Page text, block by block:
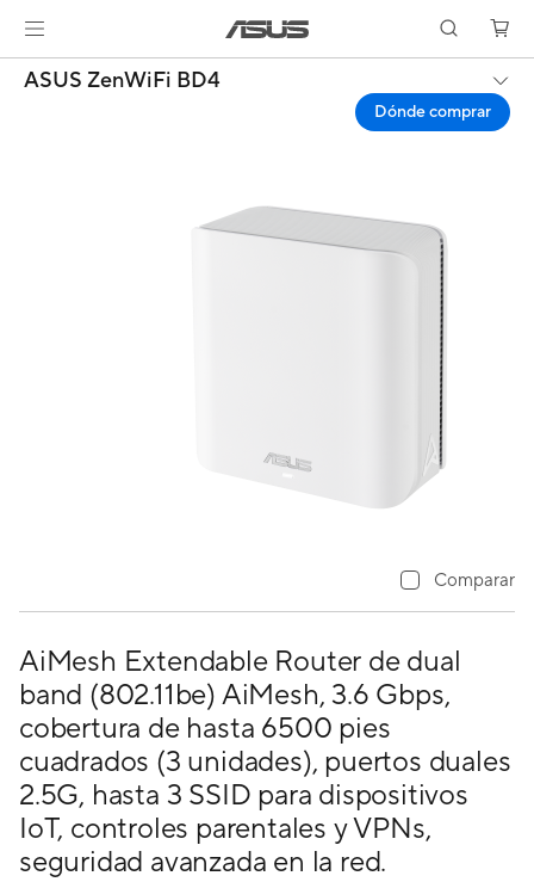
ASUS ZenWiFi BD4
Dónde comprar
AiMesh Extendable Router de dual
band (802.11be) AiMesh, 3.6 Gbps,
cobertura de hasta 6500 pies
cuadrados (3 unidades), puertos duales
2.5G, hasta 3 SSID para dispositivos
IoT, controles parentales y VPNs,
seguridad avanzada en la red.
Comparar